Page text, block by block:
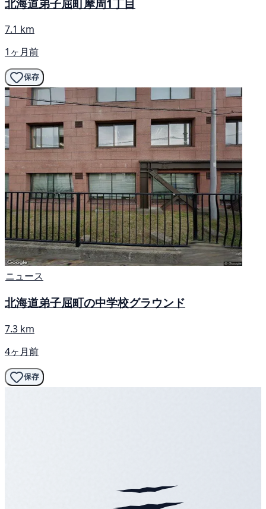
北海道弟子屈町摩周1丁目
7.1 km
1ヶ月前
保存
ニュース
北海道弟子屈町の中学校グラウンド
7.3 km
4ヶ月前
保存